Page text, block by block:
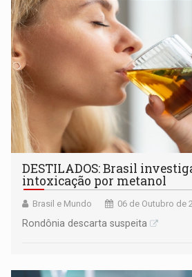
DESTILADOS: Brasil
intoxicação por metanol
Brasil e Mundo 06 de Outubro de
Rondônia descarta suspeita